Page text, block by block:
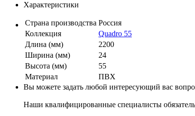
Характеристики
Страна производства Россия
Коллекция
Quadro 55
Длина (мм)
2200
Ширина (мм)
24
Высота (мм)
55
Материал
ПВХ
Вы можете задать любой интересующий вас
Наши квалифицированные специалисты